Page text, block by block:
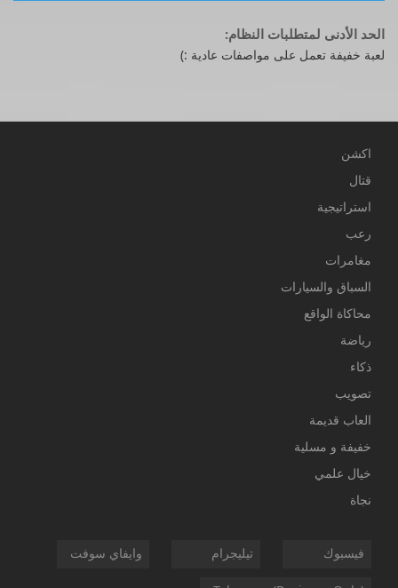
الحد الأدنى لمتطلبات النظام:
لعبة خفيفة تعمل على مواصفات عادية :)
اكشن
قتال
استراتيجية
رعب
مغامرات
السباق والسيارات
محاكاة الواقع
رياضة
ذكاء
تصويب
العاب قديمة
خفيفة و مسلية
خيال علمي
نجاة
فيسبوك تيليجرام وايفاي سوفت